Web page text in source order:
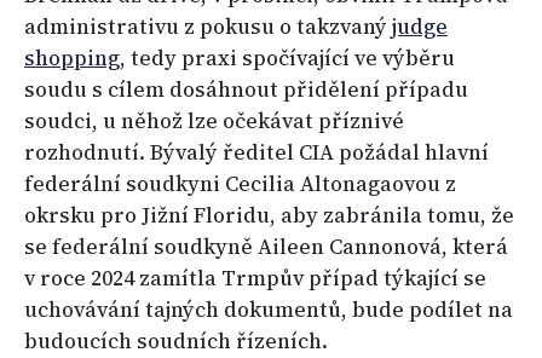
administrativu z pokusu o takzvaný judge
shopping, tedy praxi spočívající ve výběru
soudu s cílem dosáhnout přidělení případu
soudci, u něhož lze očekávat příznivé
rozhodnutí. Bývalý ředitel CIA požádal hlavní
federální soudkyni Cecilia Altonagaovou z
okrsku pro Jižní Floridu, aby zabránila tomu, že
se federální soudkyně Aileen Cannonová, která
v roce 2024 zamítla Trmpův případ týkající se
uchovávání tajných dokumentů, bude podílet na
budoucích soudních řízeních.